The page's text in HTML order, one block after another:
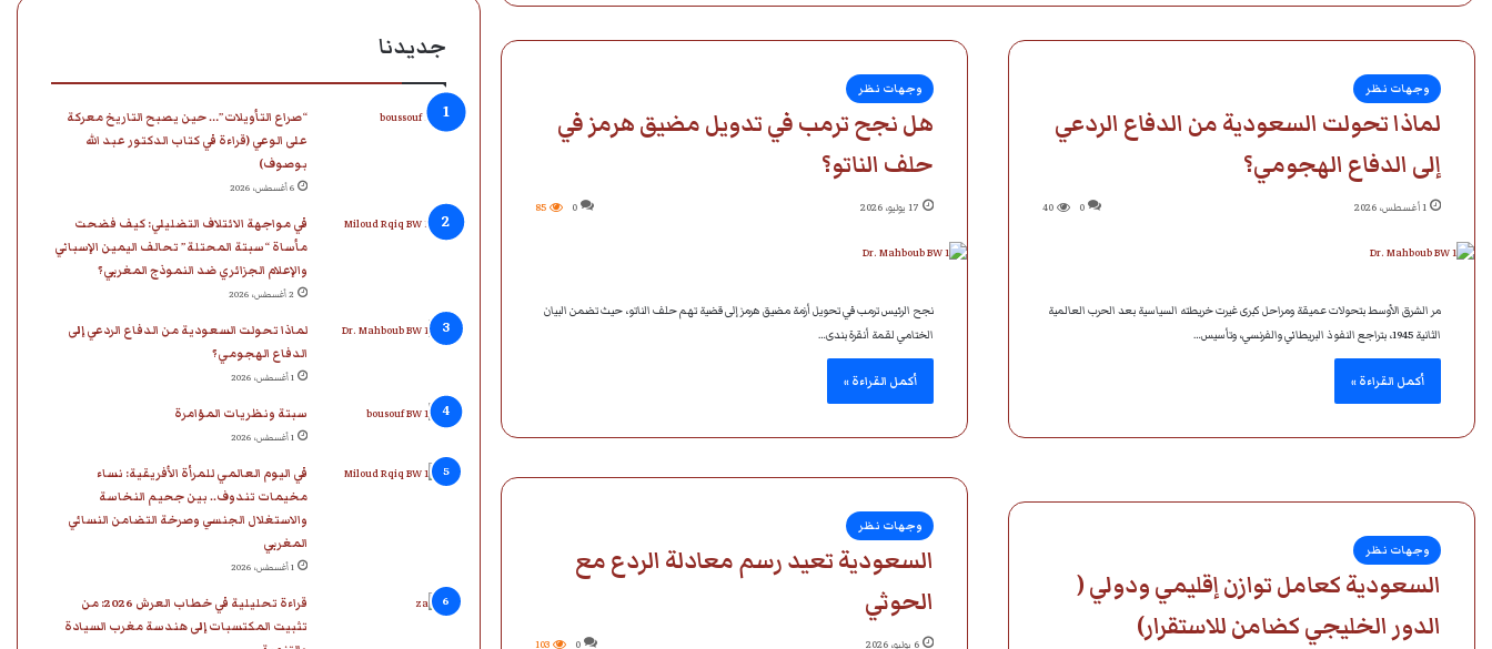
وجهات نظر
لماذا تحولت السعودية من الدفاع الردعي
إلى الدفاع الهجومي؟
1 أغسطس، 2026 0
40
مر الشرق الأوسط بتحولات عميقة ومراحل كبرى غيرت خريطته السياسية بعد الحرب العالمية
الثانية 1945، بتراجع النفوذ البريطاني والفرنسي، وتأسيس…
أكمل القراءة »
وجهات نظر
هل نجح ترمب في تدويل مضيق هرمز في
حلف الناتو؟
17 يوليو، 2026 0
85
نجح الرئيس ترمب في تحويل أزمة مضيق هرمز إلى قضية تهم حلف الناتو، حيث تضمن البيان
الختامي لقمة أنقرة بندى…
أكمل القراءة »
وجهات نظر
السعودية تعيد رسم معادلة الردع مع
الحوثي
6 يوليو، 2026 0
103
وجهات نظر
السعودية كعامل توازن إقليمي ودولي (
الدور الخليجي كضامن للاستقرار)
و
ك
د
إ
ن
T
u
ق
ر
ر
ا
ا
ب
جديدنا
“صراع التأويلات”… حين يصبح التاريخ معركة
على الوعي (قراءة في كتاب الدكتور عبد الله
بوصوف)
6 أغسطس، 2026
في مواجهة الائتلاف التضليلي: كيف فضحت
مأساة “سبتة المحتلة” تحالف اليمين الإسباني
والإعلام الجزائري ضد النموذج المغربي؟
2 أغسطس، 2026
لماذا تحولت السعودية من الدفاع الردعي إلى
الدفاع الهجومي؟
1 أغسطس، 2026
سبتة ونظريات المؤامرة
1 أغسطس، 2026
في اليوم العالمي للمرأة الأفريقية: نساء
مخيمات تندوف.. بين جحيم النخاسة
والاستغلال الجنسي وصرخة التضامن النسائي
المغربي
1 أغسطس، 2026
قراءة تحليلية في خطاب العرش 2026: من
تثبيت المكتسبات إلى هندسة مغرب السيادة